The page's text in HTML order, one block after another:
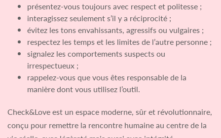
présentez-vous toujours avec respect et politesse ;
interagissez seulement s’il y a réciprocité ;
évitez les tons envahissants, agressifs ou vulgaires ;
respectez les temps et les limites de l’autre personne ;
signalez les comportements suspects ou
irrespectueux ;
rappelez-vous que vous êtes responsable de la
manière dont vous utilisez l’outil.
Check&Love est un espace moderne, sûr et révolutionnaire,
conçu pour remettre la rencontre humaine au centre de la